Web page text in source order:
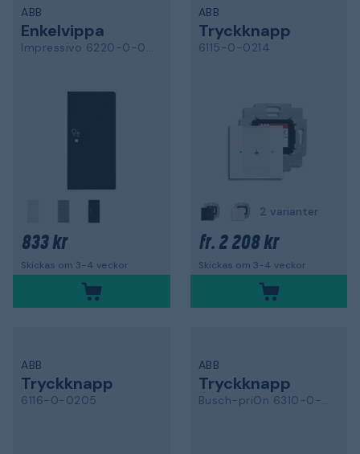
ABB
Enkelvippa
Impressivo 6220-0-0258
833 kr
Skickas om 3-4 veckor
ABB
Tryckknapp
6115-0-0214
2 varianter
fr. 2 208 kr
Skickas om 3-4 veckor
ABB
Tryckknapp
6116-0-0205
ABB
Tryckknapp
Busch-priOn 6310-0-0109